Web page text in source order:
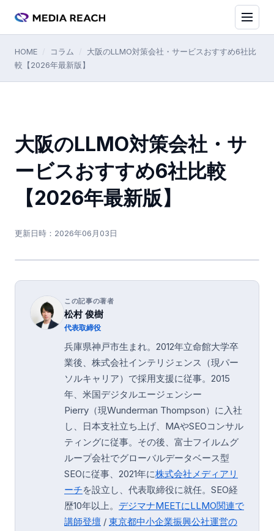
HOME コラム
大阪のLLMO対策会社・サービスおすすめ6社比
較【2026年最新版】
大阪のLLMO対策会社・サ
ービスおすすめ6社比較
【2026年最新版】
更新日時： 2026年06月03日
この記事の著者
松村 俊樹
代表取締役
兵庫県神戸市生まれ。2012年立命館大学卒
業後、株式会社インテリジェンス（現パー
ソルキャリア）で採用支援に従事。2015
年、米国デジタルエージェンシー
Pierry（現Wunderman Thompson）に入社
し、日本支社立ち上げ、MAやSEOコンサル
ティングに従事。その後、富士フイルムグ
ループ会社でグローバルデータベース型
SEOに従事、2021年に株式会社メディアリ
ーチを設立し、代表取締役に就任。SEO経
歴10年以上。 デジマナMEETにLLMO関連で
講師登壇 / 東京都中小企業振興公社運営の